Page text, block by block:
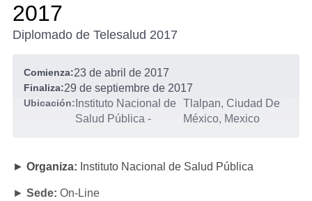
2017
Diplomado de Telesalud 2017
Comienza:23 de abril de 2017
Finaliza:29 de septiembre de 2017
Ubicación: Instituto Nacional de
Salud Pública -
Tlalpan, Ciudad De
México, Mexico
► Organiza: Instituto Nacional de Salud Pública
► Sede: On-Line